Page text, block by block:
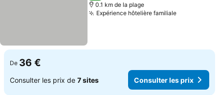
0.1 km de la plage
Expérience hôtelière familiale
De 36 €
Consulter les prix de 7 sites Consulter les prix